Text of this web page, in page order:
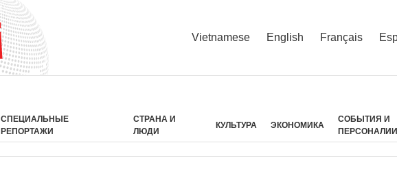
Vietnamese English Français
СПЕЦИАЛЬНЫЕ
РЕПОРТАЖИ
СТРАНА И
ЛЮДИ
КУЛЬТУРА ЭКОНОМИКА
СОБЫТИЯ И